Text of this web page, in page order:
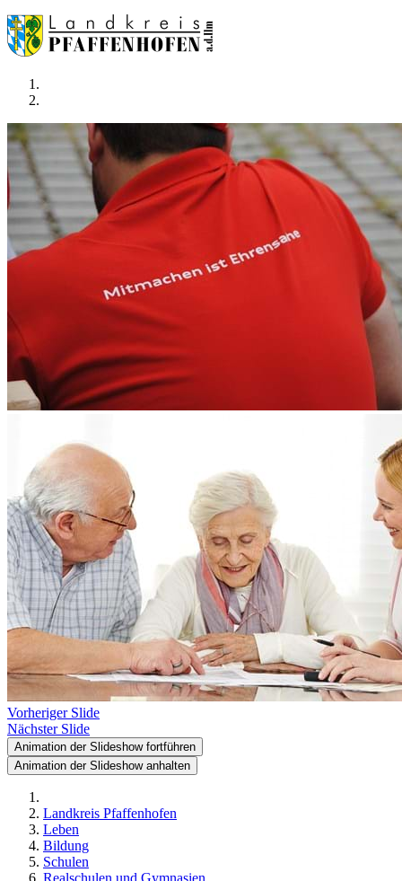
Vorheriger Slide
Nächster Slide
Animation der Slideshow fortführen
Animation der Slideshow anhalten
Landkreis Pfaffenhofen
Leben
Bildung
Schulen
Realschulen und Gymnasien